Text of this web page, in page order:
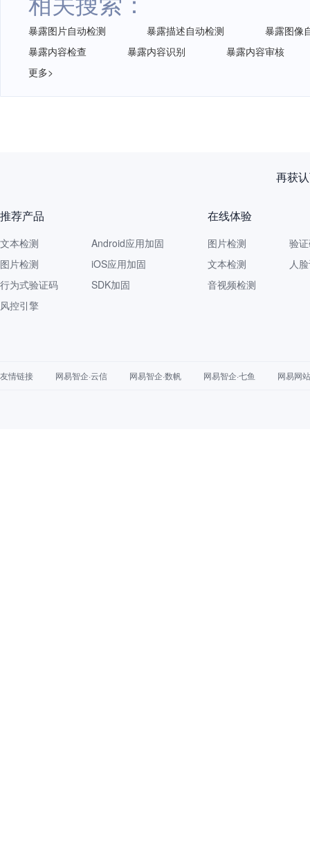
暴露图片自动检测 暴露描述自动检测
暴露图像
暴露内容检查
暴露内容识别
暴露内容审核
更多>
再获
推荐产品
文本检测
图片检测
行为式验证码
风控引擎
Android应用加固
iOS应用加固
SDK加固
在线体验
图片检测
文本检测
音视频检测
验
人
友情链接 网易智企·云信 网易智企·数帆 网易智企·七鱼 网易网